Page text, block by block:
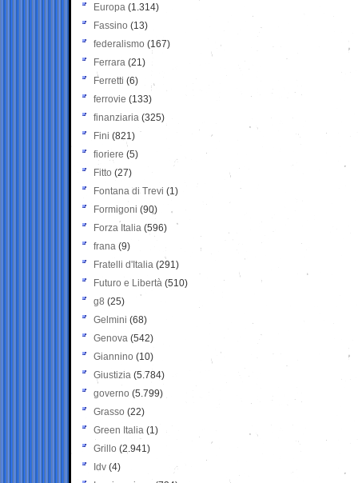
Europa (1.314)
Fassino (13)
federalismo (167)
Ferrara (21)
Ferretti (6)
ferrovie (133)
finanziaria (325)
Fini (821)
fioriere (5)
Fitto (27)
Fontana di Trevi (1)
Formigoni (90)
Forza Italia (596)
frana (9)
Fratelli d'Italia (291)
Futuro e Libertà (510)
g8 (25)
Gelmini (68)
Genova (542)
Giannino (10)
Giustizia (5.784)
governo (5.799)
Grasso (22)
Green Italia (1)
Grillo (2.941)
Idv (4)